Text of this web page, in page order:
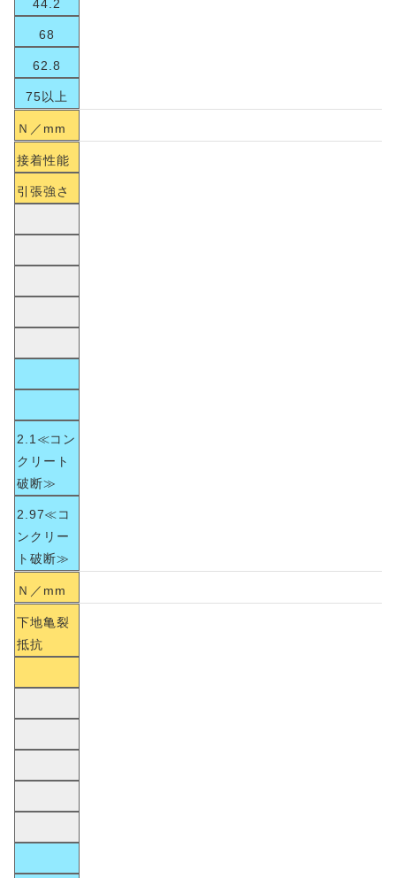
44.2
68
62.8
75以上
Ｎ／mm
接着性能
引張強さ
2.1≪コン
クリート
破断≫
2.97≪コ
ンクリー
ト破断≫
Ｎ／mm
下地亀裂
抵抗